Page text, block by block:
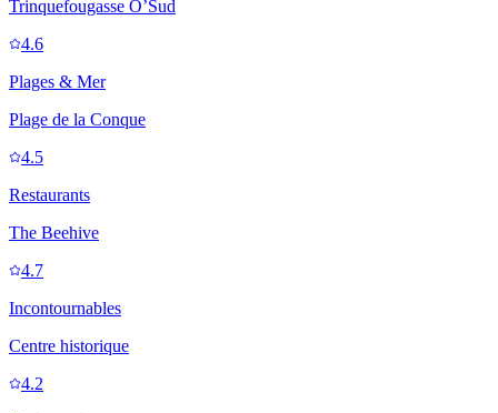
Trinquefougasse O’Sud
4.6
Plages & Mer
Plage de la Conque
4.5
Restaurants
The Beehive
4.7
Incontournables
Centre historique
4.2